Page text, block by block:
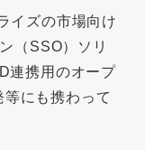
イズの市場向け
（SSO）ソリ
連携用のオープ
にも携わって